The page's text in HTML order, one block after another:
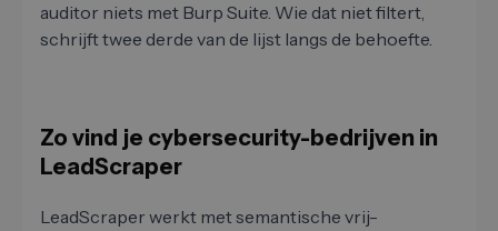
auditor niets met Burp Suite. Wie dat niet filtert,
schrijft twee derde van de lijst langs de behoefte.
Zo vind je cybersecurity-bedrijven in
LeadScraper
LeadScraper werkt met semantische vrij-